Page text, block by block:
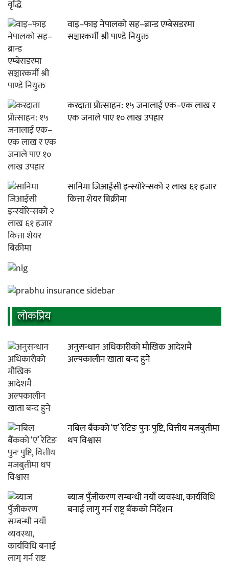
वाइ–फाइ नेपालको सह–ब्रान्ड एम्बेसडरमा
सञ्चारकर्मी श्री पाण्डे नियुक्त
करदाता प्रोत्साहन: १५ जनालाई एक–एक लाख र
एक जनाले पाए १० लाख उपहार
सानिमा जिआईसी इन्स्योरेन्सको २ लाख ६१ हजार
कित्ता शेयर बिक्रीमा
लाेकप्रिय
अनुसन्धान अधिकारीकाे माैखिक आदेशमै
अल्पकालीन खाता बन्द हुने
नबिल बैंकको ‘ए’ रेटिङ पुनः पुष्टि, वित्तीय मजबुतीमा
थप विश्वास
ब्याज पुँजीकरण सम्बन्धी नयाँ व्यवस्था, कार्यविधि
बनाई लागु गर्न राष्ट्र बैंकको निर्देशन